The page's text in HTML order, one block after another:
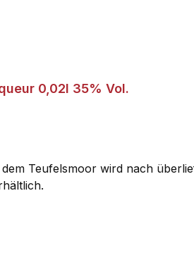
5 von 5 Sternen
0,02l 35% Vol.
Teufelsmoor wird nach